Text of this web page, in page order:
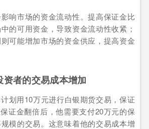
响市场的资金流动性。提高保证金比
的可用资金，导致资金流动性收紧；
可能增加市场的资金供应，提高资金
者的交易成本增加
划用10万元进行白银期货交易，保证
证金翻倍后，他需要支付20万元的保
模的交易。这意味着他的交易成本增